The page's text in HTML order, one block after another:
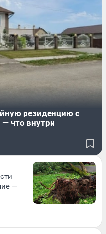
резиденцию с
что внутри
—